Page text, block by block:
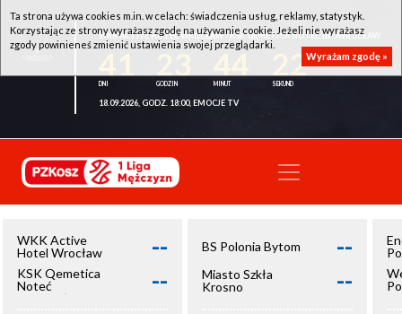
WKK ACTIVE HOTEL WROCŁAW - KSK QEMETICA NOTEĆ INOWROCŁAW
22
18.09.2026, GODZ. 18:00, EMOCJE TV
WKK Active
Hotel Wrocław
--
KSK Qemetica
Noteć
Inowrocław
--
BS Polonia Bytom --
Miasto Szkła
Krosno
--
Ta strona używa cookies m.in. w celach: świadczenia usług, reklamy, statystyk.
Korzystając ze strony wyrażasz zgodę na używanie cookie. Jeżeli nie wyrażasz
zgody powinieneś zmienić ustawienia swojej przeglądarki.
Wyrażam zgodę »